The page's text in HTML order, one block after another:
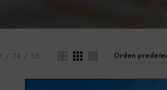
24 36